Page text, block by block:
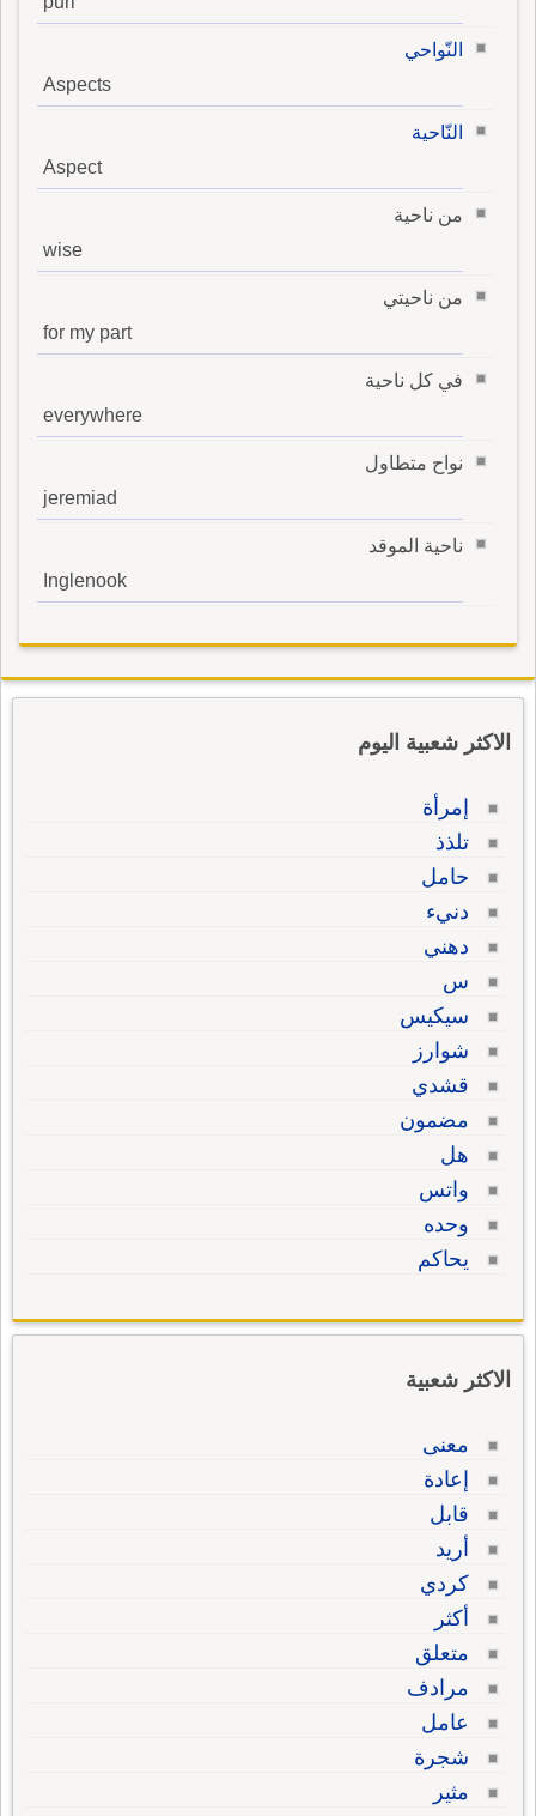
النّواحي
Aspects
النّاحية
Aspect
من ناحية
wise
من ناحيتي
for my part
في كل ناحية
everywhere
نواح متطاول
jeremiad
ناحية الموقد
Inglenook
الاكثر شعبية اليوم
إمرأة
تلذذ
حامل
دنيء
دهني
س
سيكيس
شوارز
قشدي
مضمون
هل
واتس
وحده
يحاكم
الاكثر شعبية
معنى
إعادة
قابل
أريد
كردي
أكثر
متعلق
مرادف
عامل
شجرة
مثير